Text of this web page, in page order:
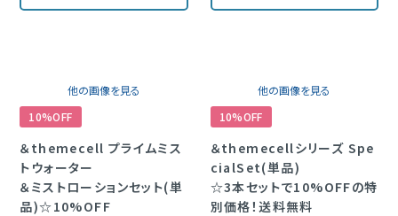
Shin&Me
他の画像を見る
10%OFF
＆themecell プライムミス
トウォーター
＆ミストローションセット(単
品)☆10%OFF
他の画像を見る
10%OFF
＆themecellシリーズ Spe
cialSet(単品)
☆3本セットで10%OFFの特
別価格！送料無料